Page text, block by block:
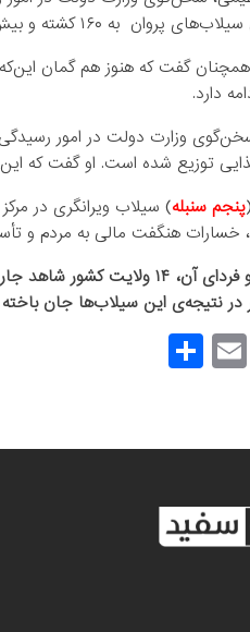
۱۶۰ کشته و بیش از ۱۳۰ نفر دیگر زخمی شده‌اند.
گفت که هنوز هم گمان این‌که
دارد.
وزارت دولت در امور رسیدگی
توزیع شده است. او گفت که این
پنجم سنبله) سیلاب ویرانگری در
خسارات هنگفت مالی به مردم و
در همان روز و فردای آن،
T
wi
E
m
e